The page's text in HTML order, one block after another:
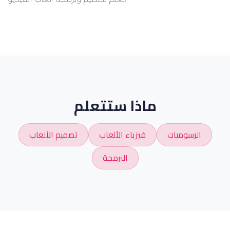
ماذا ستتعلم
تصميم الألعاب فيزياء الألعاب
الرسوميات
البرمجة